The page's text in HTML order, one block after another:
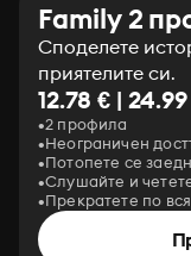
Family 2
Споделете
приятелите си.
12.78 € |
2 профила
Неограничен
Потопете се
Слушайте и
Прекратете по